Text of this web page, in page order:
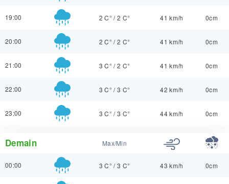
19:00 2 C° /2 C° 41 km/h 0cm
20:00 2 C° /2 C° 41 km/h 0cm
21:00 3 C° /2 C° 41 km/h 0cm
22:00 3 C° /3 C° 42 km/h 0cm
23:00 3 C° /3 C° 44 km/h 0cm
Demain Max/Min
00:00 3 C° /3 C° 43 km/h 0cm